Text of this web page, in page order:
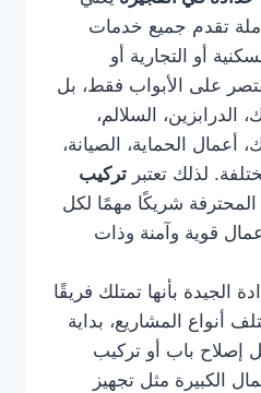
تقدم جميع خدمات
أو التجارية أو
على الأبواب فقط، بل
الدرابزين، السلالم،
أعمال الحماية، الصيانة،
لذلك تعتبر تركيب
المحترفة شريكًا مهمًا لكل
قوية وآمنة وذات
الجيدة بأنها تمتلك فريقًا
أنواع المشاريع، بداية
إصلاح باب أو تركيب
الكبيرة مثل تجهيز